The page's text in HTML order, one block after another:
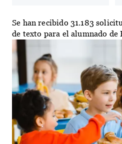
Se han recibido 31.183
de texto para el alumnado de